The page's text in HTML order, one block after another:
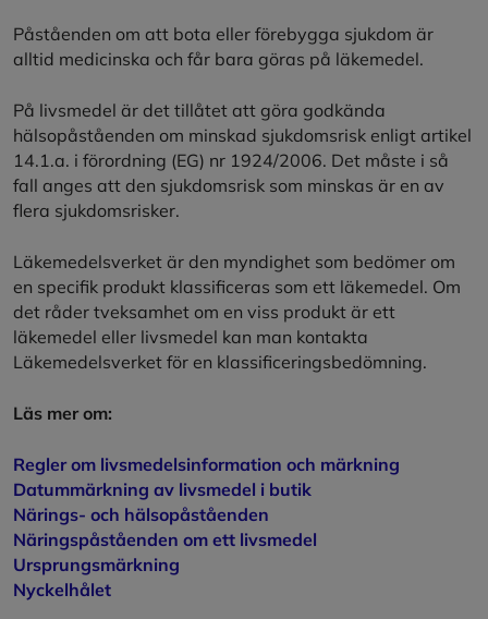
Påståenden om att bota eller förebygga sjukdom är
alltid medicinska och får bara göras på läkemedel.
På livsmedel är det tillåtet att göra godkända
hälsopåståenden om minskad sjukdomsrisk enligt artikel
14.1.a. i förordning (EG) nr 1924/2006. Det måste i så
fall anges att den sjukdomsrisk som minskas är en av
flera sjukdomsrisker.
Läkemedelsverket är den myndighet som bedömer om
en specifik produkt klassificeras som ett läkemedel. Om
det råder tveksamhet om en viss produkt är ett
läkemedel eller livsmedel kan man kontakta
Läkemedelsverket för en klassificeringsbedömning.
Läs mer om:
Regler om livsmedelsinformation och märkning
Datummärkning av livsmedel i butik
Närings- och hälsopåståenden
Näringspåståenden om ett livsmedel
Ursprungsmärkning
Nyckelhålet